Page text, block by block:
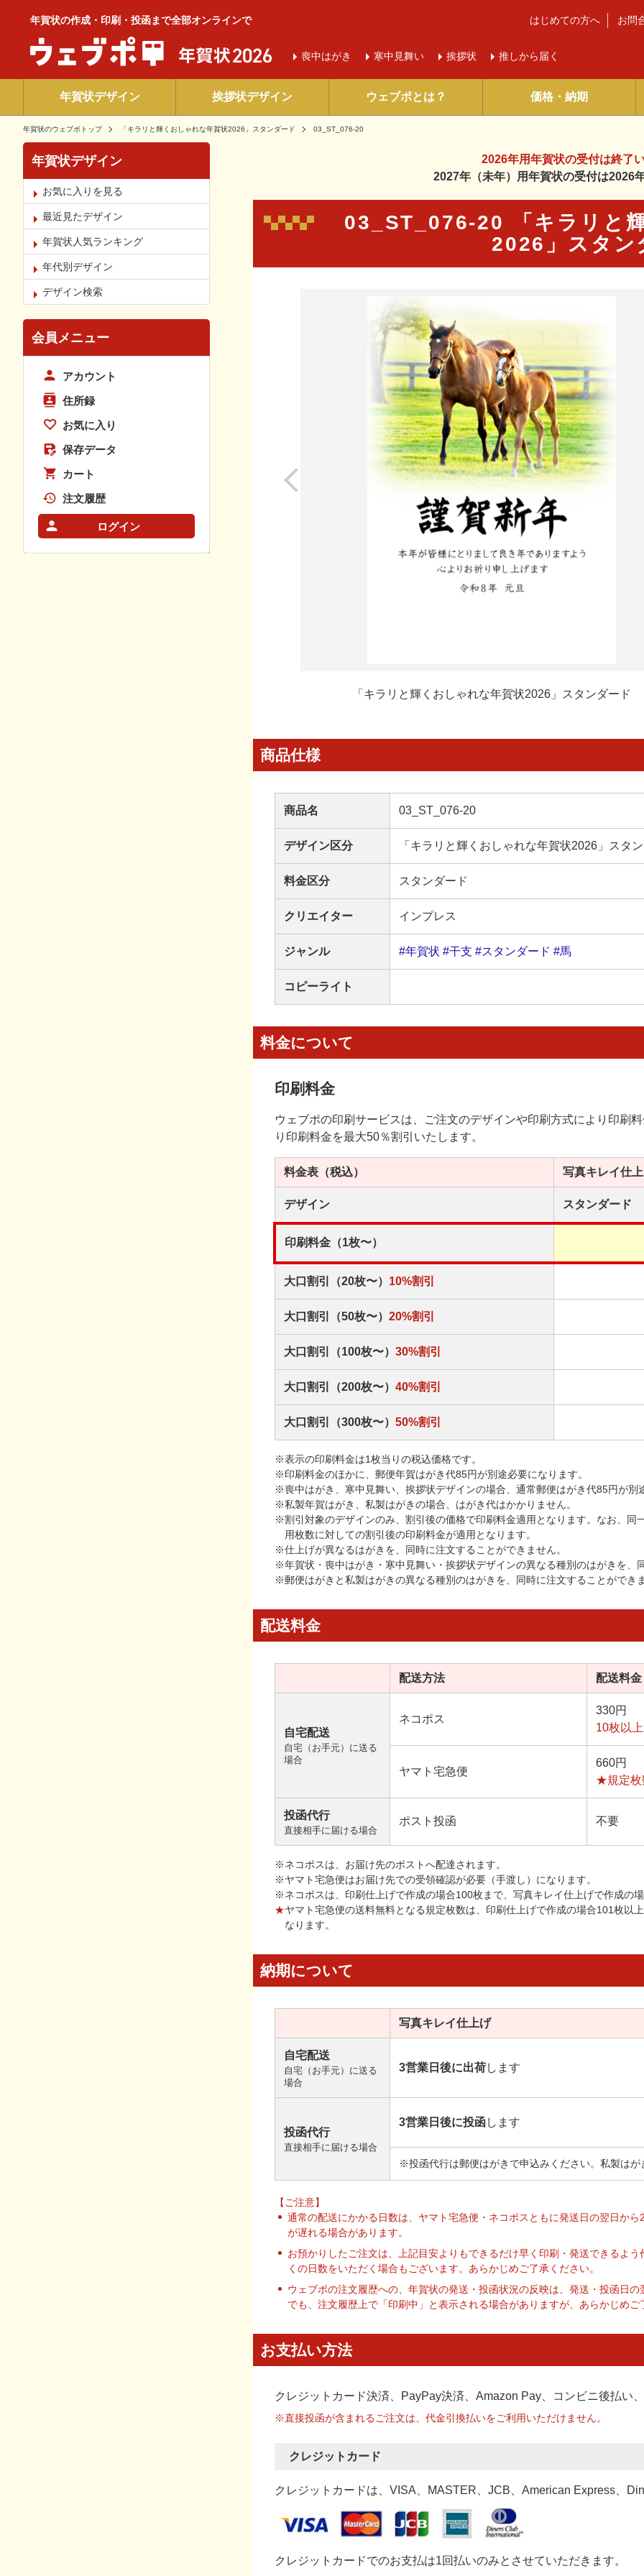
年賀状の作成・印刷・投函まで全部オンラインで
喪中はがき 寒中 見舞い 挨拶状 推しから届く
はじめての方へ お問
年賀状デザイン 挨拶状デザイン ウェブポとは？ 価格・納期
年賀状のウェブポトップ 「キラリと輝くおしゃれな年賀状2026」スタンダード 03_ST_076-20
2026年用年賀状の受付は終了
2027年（未年）用年賀状の受付は2026
03_ST_076-20 「キラリと
2026」スタン
「キラリと輝くおしゃれな年賀状2026」スタンダード
商品仕様
商品名 03_ST_076-20
デザイン区分 「キラリと輝くおしゃれな年賀状2026」スタ
料金区分 スタンダード
クリエイター インプレス
ジャンル #年賀状 #干支 #スタンダード #馬
コピーライト
料金について
印刷料金
ウェブポの印刷サービスは、ご注文のデザインや印刷方式により印刷
り印刷料金を最大50％割引いたします。
料金表 （税込） 写真キレイ仕
デザイン スタンダード
印刷料金（1枚〜）
大口割引（20枚〜） 10%割引
大口割引（50枚〜） 20%割引
大口割引（100枚〜） 30%割引
大口割引（200枚〜） 40%割引
大口割引（300枚〜） 50%割引
※表示の印刷料金は1枚当りの税込価格です。
※印刷料金のほかに、郵便年賀はがき代85円が別途必要になります。
※喪中はがき、寒中見舞い、挨拶状デザインの場合、通常郵便はがき代85円が別
※私製年賀はがき、私製はがきの場合、はがき代はかかりません。
※割引対象のデザインのみ、割引後の価格で印刷料金適用となります。なお、
用枚数に対しての割引後の印刷料金が適用となります。
※仕上げが異なるはがきを、同時に注文することができません。
※年賀状・喪中はがき・寒中見舞い・挨拶状デザインの異なる種別のはがきを、
※郵便はがきと私製はがきの異なる種別のはがきを、同時に注文することができ
配送料金
配送方法 配送料金
自宅配送
自宅（お手元）に送る
場合
ネコポス
330円
10枚以
ヤマト宅急便
660円
★規定枚
投函代行
直接相手に届ける場合
ポスト投函 不要
※ネコポスは、お届け先のポストへ配達されます。
※ヤマト宅急便はお届け先での受領確認が必要（手渡し）になります。
※ネコポスは、印刷仕上げで作成の場合100枚まで、写真キレイ仕上げで作成の
★ヤマト宅急便の送料無料となる規定枚数は、印刷仕上げで作成の場合101枚以
なります。
納期について
写真キレイ仕上げ
自宅配送
自宅（お手元）に送る
場合
3営業日後に出荷します
投函代行
直接相手に届ける場合
3営業日後に投函します
※投函代行は郵便はがきで申込みください。私製は
【ご注意】
通常の配送にかかる日数は、ヤマト宅急便・ネコポスともに発送日の翌日か
が遅れる場合があります。
お預かりしたご注文は、上記目安よりもできるだけ早く印刷・発送できるよ
くの日数をいただく場合もございます。あらかじめご了承ください。
ウェブポの注文履歴への、年賀状の発送・投函状況の反映は、発送・投函日
でも、注文履歴上で「印刷中」と表示される場合がありますが、あらかじめご
お支払い方法
クレジットカード決済、PayPay決済 、Amazon Pay、コンビニ後払い
※直接投函が含まれるご注文は、代金引換払いをご利用いただけません。
クレジットカード
クレジットカードは、VISA、MASTER、JCB、American Express、
クレジットカードでのお支払は1回払いのみとさせていただきます。
年賀状デザイン
お気に入りを見る
最近見たデザイン
年賀状人気ランキング
年代別デザイン
デザイン検索
会員メニュー
アカウント
住所録
お気に入り
保存データ
カート
注文履歴
ログイン